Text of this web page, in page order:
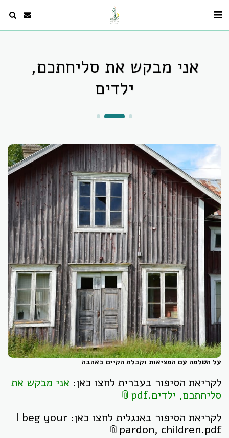
אני מבקש את סליחתכם,
ילדים
על השלמה עם המציאות וקבלת הקיים באהבה
לקריאת הסיפור בעברית לחצו כאן: אני מבקש את
סליחתכם, ילדים.pdf
לקריאת הסיפור באנגלית לחצו כאן: I beg your
pardon, children.pdf